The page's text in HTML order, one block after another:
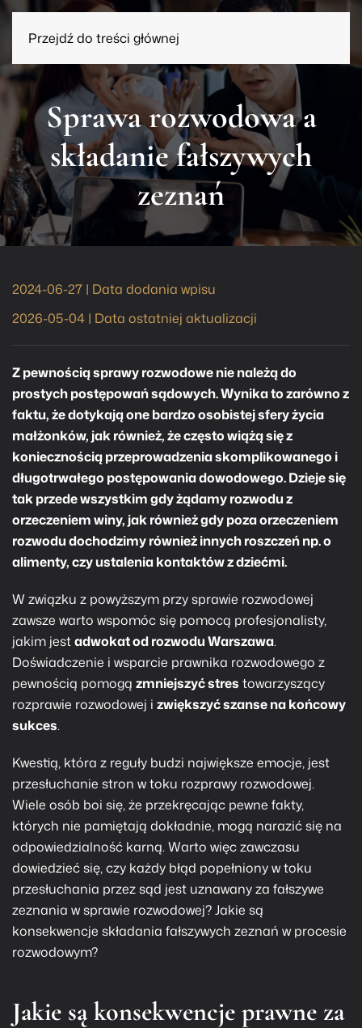
Przejdź do treści głównej
Sprawa rozwodowa a
składanie fałszywych
zeznań
2024-06-27 | Data dodania wpisu
2026-05-04 | Data ostatniej aktualizacji
Z pewnością sprawy rozwodowe nie należą do
prostych postępowań sądowych. Wynika to zarówno z
faktu, że dotykają one bardzo osobistej sfery życia
małżonków, jak również, że często wiążą się z
koniecznością przeprowadzenia skomplikowanego i
długotrwałego postępowania dowodowego. Dzieje się
tak przede wszystkim gdy żądamy rozwodu z
orzeczeniem winy, jak również gdy poza orzeczeniem
rozwodu dochodzimy również innych roszczeń np. o
alimenty, czy ustalenia kontaktów z dziećmi.
W związku z powyższym przy sprawie rozwodowej
zawsze warto wspomóc się pomocą profesjonalisty,
jakim jestadwokat od rozwodu Warszawa.
Doświadczenie i wsparcie prawnika rozwodowego z
pewnością pomogą zmniejszyć stres towarzyszący
rozprawie rozwodowej i zwiększyć szanse na końcowy
sukces.
Kwestią, która z reguły budzi największe emocje, jest
przesłuchanie stron w toku rozprawy rozwodowej.
Wiele osób boi się, że przekręcając pewne fakty,
których nie pamiętają dokładnie, mogą narazić się na
odpowiedzialność karną. Warto więc zawczasu
dowiedzieć się, czy każdy błąd popełniony w toku
przesłuchania przez sąd jest uznawany za fałszywe
zeznania w sprawie rozwodowej? Jakie są
konsekwencje składania fałszywych zeznań w procesie
rozwodowym?
Jakie są konsekwencje prawne za